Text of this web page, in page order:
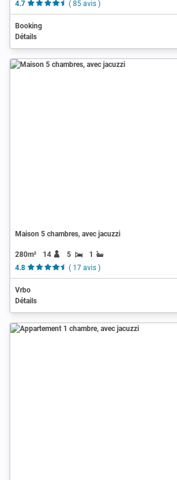
4.7
( 85 avis )
Booking
Détails
Maison 5 chambres, avec jacuzzi
280m² 14 5
1
4.8
( 17 avis )
Vrbo
Détails